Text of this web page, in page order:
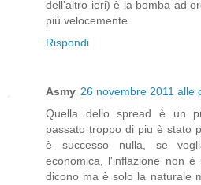
dell'altro ieri) è la bomba ad
più velocemente.
Rispondi
Asmy 26 novembre 2011 alle
Quella dello spread è un
passato troppo di piu è stato
è successo nulla, se
economica, l'inflazione non
dicono ma è solo la naturale